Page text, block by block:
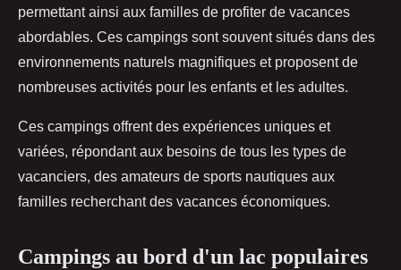
permettant ainsi aux familles de profiter de vacances
abordables. Ces campings sont souvent situés dans des
environnements naturels magnifiques et proposent de
nombreuses activités pour les enfants et les adultes.
Ces campings offrent des expériences uniques et
variées, répondant aux besoins de tous les types de
vacanciers, des amateurs de sports nautiques aux
familles recherchant des vacances économiques.
Campings au bord d'un lac populaires